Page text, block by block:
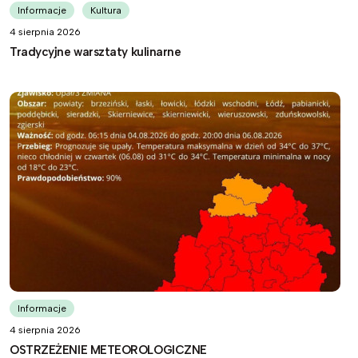
Informacje
Kultura
4 sierpnia 2026
Tradycyjne warsztaty kulinarne
Informacje
4 sierpnia 2026
OSTRZEŻENIE METEOROLOGICZNE